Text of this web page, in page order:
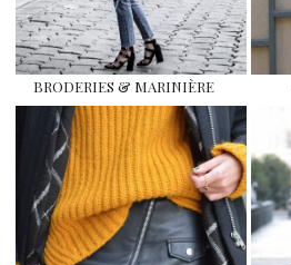
BRODERIES & MARINIÈRE